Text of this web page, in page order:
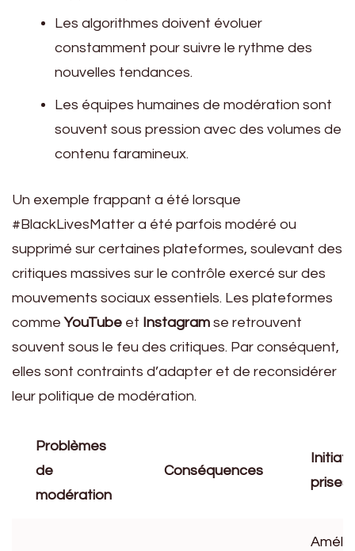
Les algorithmes doivent évoluer
constamment pour suivre le rythme des
nouvelles tendances.
Les équipes humaines de modération sont
souvent sous pression avec des volumes de
contenu faramineux.
Un exemple frappant a été lorsque
#BlackLivesMatter a été parfois modéré ou
supprimé sur certaines plateformes, soulevant des
critiques massives sur le contrôle exercé sur des
mouvements sociaux essentiels. Les plateformes
commeYouTube et Instagram se retrouvent
souvent sous le feu des critiques. Par conséquent,
elles sont contraints d’adapter et de reconsidérer
leur politique de modération.
Problèmes
de
modération
Conséquences
prises